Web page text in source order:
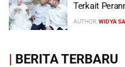
Terkait
AUTHOR:WIDYA
| BERITA TERBARU